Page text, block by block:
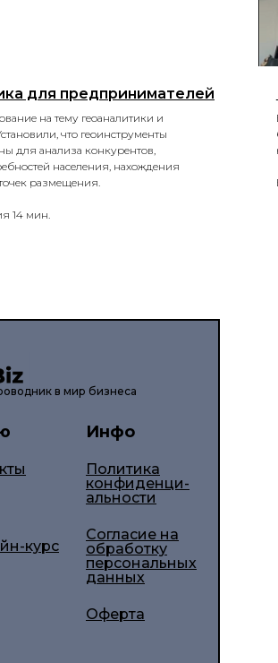
для предпринимателей
на тему геоаналитики и
что геоинструменты
для анализа конкурентов,
населения, нахождения
размещения.
14 мин.
курс
Инфо
Политика
конфиденци-
альности
Оферта
Согласие на
обработку
персональных
данных
в мир бизнеса